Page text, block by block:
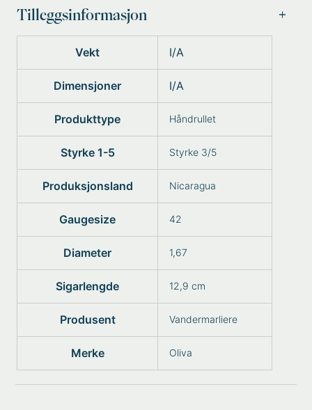
Tilleggsinformasjon
Vekt I/A
Dimensjoner I/A
Produkttype Håndrullet
Styrke 1-5 Styrke 3/5
Produksjonsland Nicaragua
Gaugesize 42
Diameter 1,67
Sigarlengde 12,9 cm
Produsent Vandermarliere
Merke Oliva